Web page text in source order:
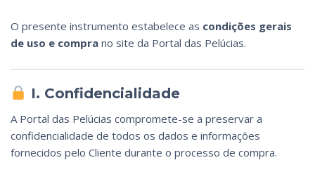
O presente instrumento estabelece as condições gerais
de uso e compra no site da Portal das Pelúcias.
I. Confidencialidade
A Portal das Pelúcias compromete-se a preservar a
confidencialidade de todos os dados e informações
fornecidos pelo Cliente durante o processo de compra.